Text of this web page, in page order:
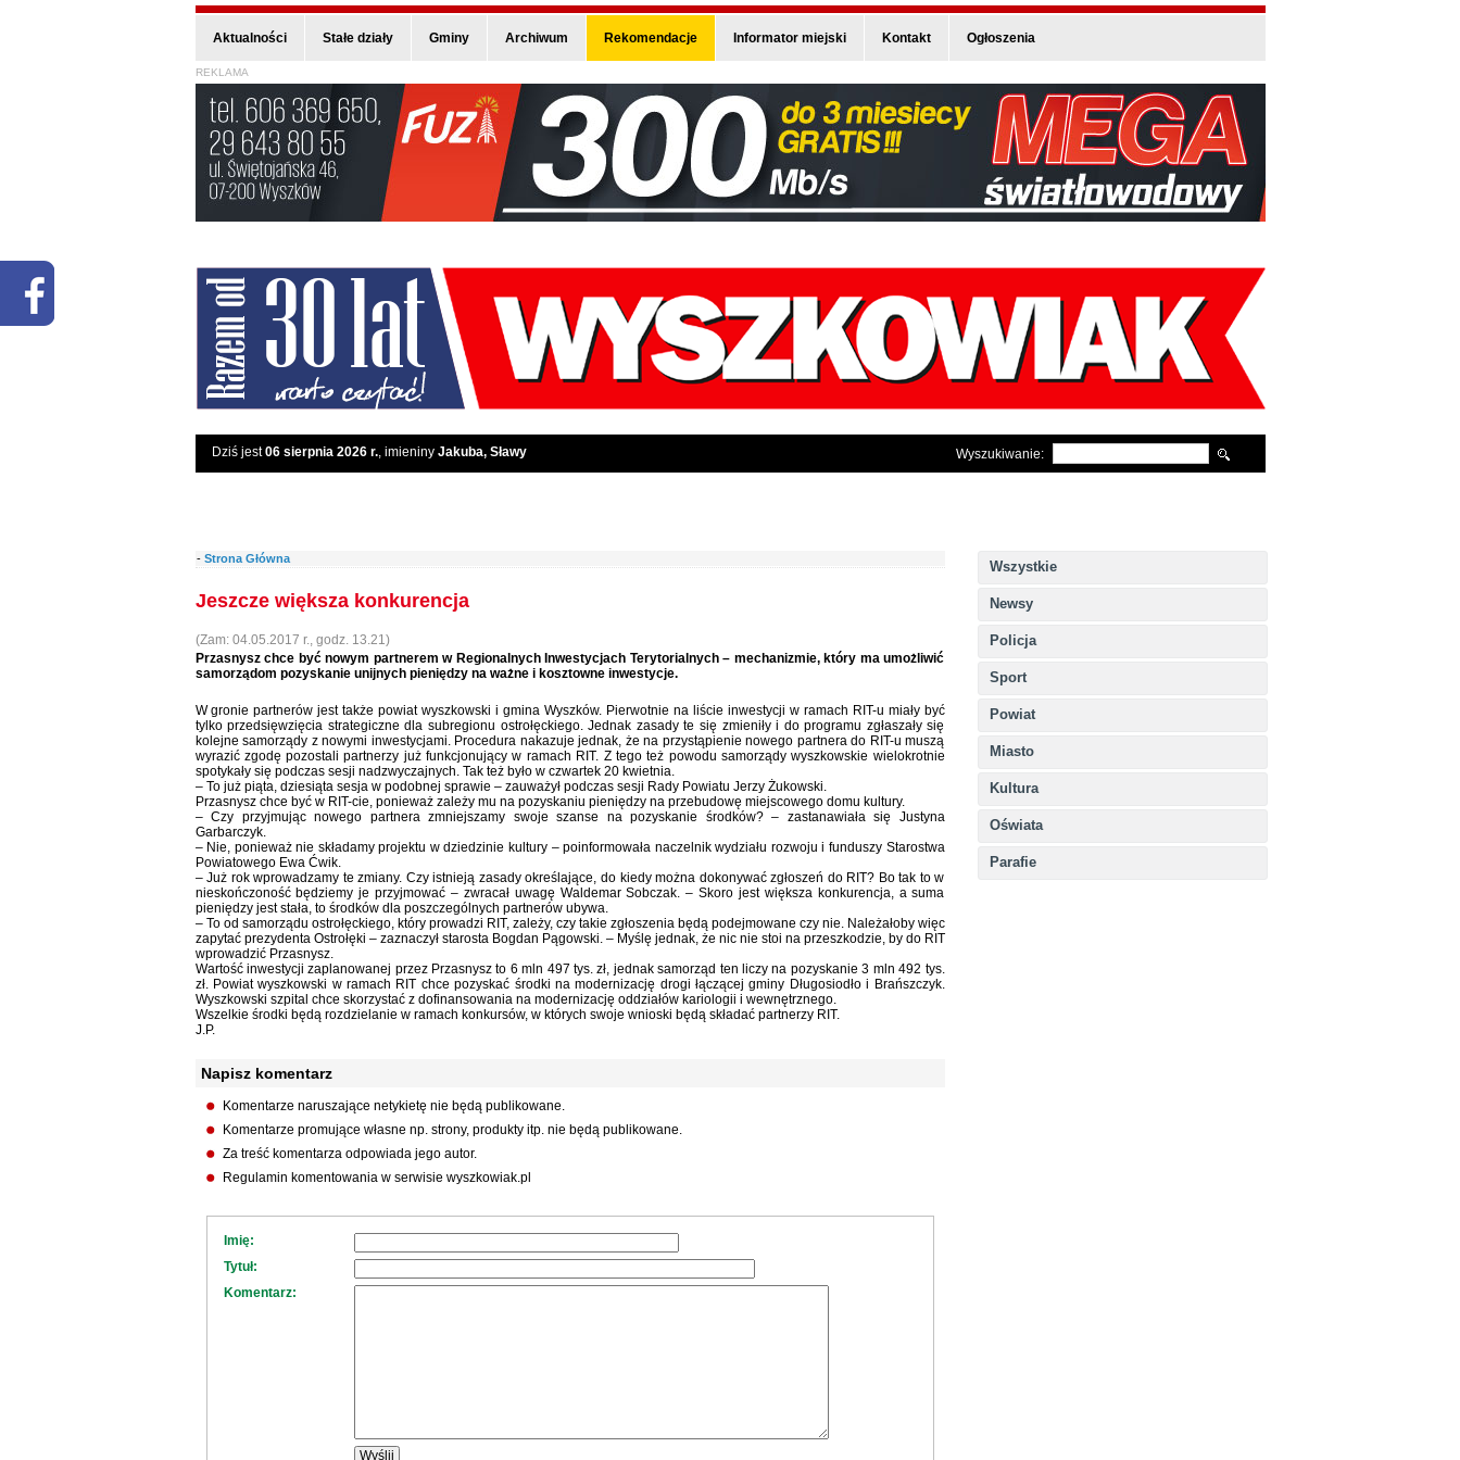
Aktualności Stałe działy Gminy Archiwum Rekomendacje Informator miejski Kontakt Ogłoszenia
REKLAMA
Dziś jest06 sierpnia 2026 r., imieniny Jakuba, Sławy Wyszukiwanie:
Wszystkie
Newsy
Policja
Sport
Powiat
Miasto
Kultura
Oświata
Parafie
- Strona Główna
Jeszcze większa konkurencja
(Zam: 04.05.2017 r., godz. 13.21)
Przasnysz chce być nowym partnerem w Regionalnych Inwestycjach Terytorialnych – mechanizmie, który ma umożliwić
samorządom pozyskanie unijnych pieniędzy na ważne i kosztowne inwestycje.
W gronie partnerów jest także powiat wyszkowski i gmina Wyszków. Pierwotnie na liście inwestycji w ramach RIT-u miały być
tylko przedsięwzięcia strategiczne dla subregionu ostrołęckiego. Jednak zasady te się zmieniły i do programu zgłaszały się
kolejne samorządy z nowymi inwestycjami. Procedura nakazuje jednak, że na przystąpienie nowego partnera do RIT-u muszą
wyrazić zgodę pozostali partnerzy już funkcjonujący w ramach RIT. Z tego też powodu samorządy wyszkowskie wielokrotnie
spotykały się podczas sesji nadzwyczajnych. Tak też było w czwartek 20 kwietnia.
– To już piąta, dziesiąta sesja w podobnej sprawie – zauważył podczas sesji Rady Powiatu Jerzy Żukowski.
Przasnysz chce być w RIT-cie, ponieważ zależy mu na pozyskaniu pieniędzy na przebudowę miejscowego domu kultury.
– Czy przyjmując nowego partnera zmniejszamy swoje szanse na pozyskanie środków? – zastanawiała się Justyna
Garbarczyk.
– Nie, ponieważ nie składamy projektu w dziedzinie kultury – poinformowała naczelnik wydziału rozwoju i funduszy Starostwa
Powiatowego Ewa Ćwik.
– Już rok wprowadzamy te zmiany. Czy istnieją zasady określające, do kiedy można dokonywać zgłoszeń do RIT? Bo tak to w
nieskończoność będziemy je przyjmować – zwracał uwagę Waldemar Sobczak. – Skoro jest większa konkurencja, a suma
pieniędzy jest stała, to środków dla poszczególnych partnerów ubywa.
– To od samorządu ostrołęckiego, który prowadzi RIT, zależy, czy takie zgłoszenia będą podejmowane czy nie. Należałoby więc
zapytać prezydenta Ostrołęki – zaznaczył starosta Bogdan Pągowski. – Myślę jednak, że nic nie stoi na przeszkodzie, by do RIT
wprowadzić Przasnysz.
Wartość inwestycji zaplanowanej przez Przasnysz to 6 mln 497 tys. zł, jednak samorząd ten liczy na pozyskanie 3 mln 492 tys.
zł. Powiat wyszkowski w ramach RIT chce pozyskać środki na modernizację drogi łączącej gminy Długosiodło i Brańszczyk.
Wyszkowski szpital chce skorzystać z dofinansowania na modernizację oddziałów kariologii i wewnętrznego.
Wszelkie środki będą rozdzielanie w ramach konkursów, w których swoje wnioski będą składać partnerzy RIT.
J.P.
Napisz komentarz
Komentarze naruszające netykietę nie będą publikowane.
Komentarze promujące własne np. strony, produkty itp. nie będą publikowane.
Za treść komentarza odpowiada jego autor.
Regulamin komentowania w serwisie wyszkowiak.pl
Imię:
Tytuł:
Komentarz: